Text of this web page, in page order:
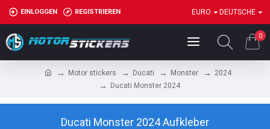
EINLOGGEN REGISTRIEREN EURO DEUTSCHE
0
Motor stickers Ducati Monster
2024
Ducati Monster 2024
Ducati Monster 2024 Aufkleber